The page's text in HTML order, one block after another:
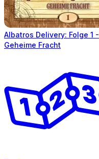
Albatros Delivery: Folge 1 -
Geheime Fracht